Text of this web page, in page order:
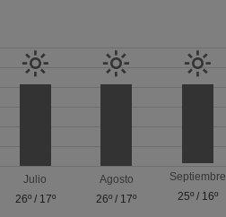
Julio
26º/ 17º
Agosto
26º / 17º
Septiembre
25º/ 16º